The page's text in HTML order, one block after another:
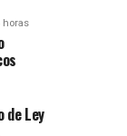
horas
Ley